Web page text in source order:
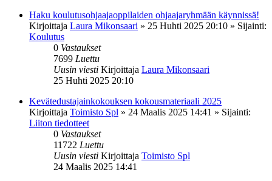
Haku koulutusohjaajaoppilaiden ohjaajaryhmään käynnissä!
Kirjoittaja Laura Mikonsaari » 25 Huhti 2025 20:10 » Sijainti:
Koulutus
0 Vastaukset
7699 Luettu
Uusin viesti Kirjoittaja Laura Mikonsaari
25 Huhti 2025 20:10
Kevätedustajainkokouksen kokousmateriaali 2025
Kirjoittaja Toimisto Spl » 24 Maalis 2025 14:41 » Sijainti:
Liiton tiedotteet
0 Vastaukset
11722 Luettu
Uusin viesti Kirjoittaja Toimisto Spl
24 Maalis 2025 14:41